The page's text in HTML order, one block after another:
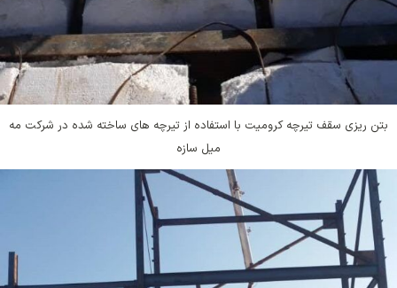
بتن ریزی سقف تیرچه کرومیت با استفاده از تیرچه های ساخته شده در شرکت مه
میل سازه